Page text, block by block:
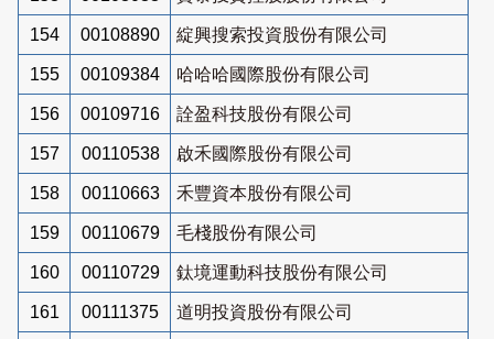
154 00108890 綻興搜索投資股份有限公司
155 00109384 哈哈哈國際股份有限公司
156 00109716 詮盈科技股份有限公司
157 00110538 啟禾國際股份有限公司
158 00110663 禾豐資本股份有限公司
159 00110679 毛棧股份有限公司
160 00110729 鈦境運動科技股份有限公司
161 00111375 道明投資股份有限公司